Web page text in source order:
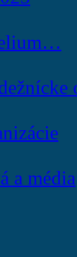
a média